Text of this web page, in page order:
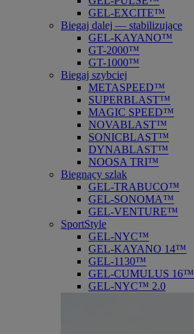
GEL-EXCITE™
Biegaj dalej — stabilizujące
GEL-KAYANO™
GT-2000™
GT-1000™
Biegaj szybciej
METASPEED™
SUPERBLAST™
MAGIC SPEED™
NOVABLAST™
SONICBLAST™
DYNABLAST™
NOOSA TRI™
Biegnący szlak
GEL-TRABUCO™
GEL-SONOMA™
GEL-VENTURE™
SportStyle
GEL-NYC™
GEL-KAYANO 14™
GEL-1130™
GEL-CUMULUS 16™
GEL-NYC™ 2.0